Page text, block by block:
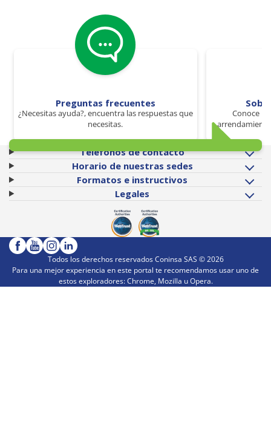
Preguntas frecuentes
¿Necesitas ayuda?, encuentra las respuestas que
necesitas.
Conoce
Teléfonos de contacto
Horario de nuestras sedes
Formatos e instructivos
Legales
Todos los derechos reservados Coninsa SAS ©2026
Para una mejor experiencia en este portal te recomendamos usar uno de
estos exploradores: Chrome, Mozilla u Opera.